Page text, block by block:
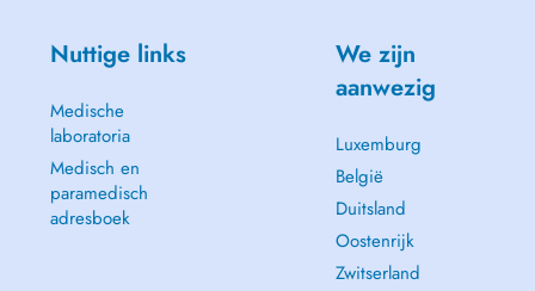
Nuttige links
Medische
laboratoria
Medisch en
paramedisch
adresboek
We zijn
aanwezig
Luxemburg
België
Duitsland
Oostenrijk
Zwitserland